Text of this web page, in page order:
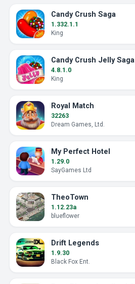
Candy Crush Saga
1.332.1.1
King
Candy Crush Jelly Saga
4.8.1.0
King
Royal Match
32263
Dream Games, Ltd.
My Perfect Hotel
1.29.0
SayGames Ltd
TheoTown
1.12.23a
blueflower
Drift Legends
1.9.30
Black Fox Ent.